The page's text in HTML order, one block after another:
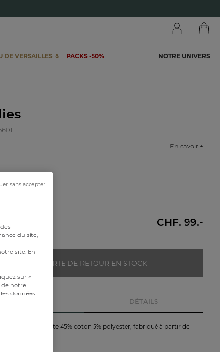
DE VERSAILLES 🌷 PACKS -50% NOTRE UNIVERS
En savoir +
CHF. 99.-
ALERTE DE RETOUR EN STOCK
DÉTAILS
tressé, 50% jute 45% coton 5% polyester, fabriqué à partir de
du site,
site. En
sur «
de notre
données
sans accepter